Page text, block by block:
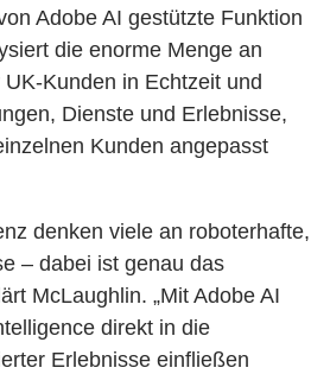
Adobe AI gestützte Funktion
die enorme Menge an
Kunden in Echtzeit und
Dienste und Erlebnisse,
Kunden angepasst
denken viele an roboterhafte,
– dabei ist genau das
McLaughlin. „Mit Adobe AI
direkt in die
Erlebnisse einfließen